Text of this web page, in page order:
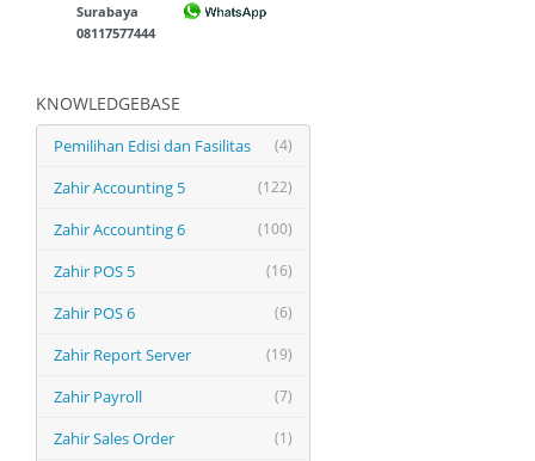
Surabaya
08117577444
KNOWLEDGEBASE
(4)
Pemilihan Edisi dan Fasilitas
(122)
Zahir Accounting 5
(100)
Zahir Accounting 6
(16)
Zahir POS 5
(6)
Zahir POS 6
(19)
Zahir Report Server
(7)
Zahir Payroll
(1)
Zahir Sales Order